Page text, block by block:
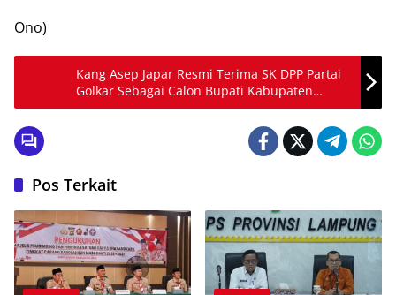
Ono)
Kang Asep Japar Resmi Terima SK DPP Partai
Golkar Sebagai Calon Bupati Kabupaten
Sukabumi
Pos Terkait